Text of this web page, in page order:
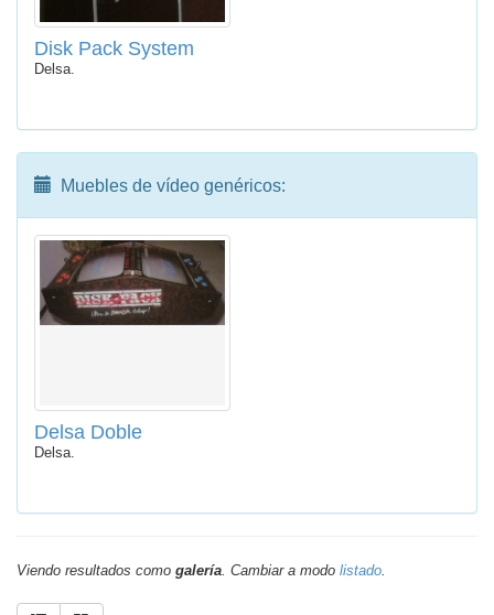
Disk Pack System
Delsa.
Muebles de vídeo genéricos:
Delsa Doble
Delsa.
Viendo resultados como galería. Cambiar a modo listado.